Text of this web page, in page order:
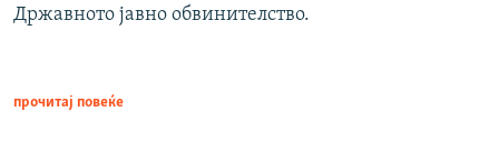
Државното јавно обвинителство.
прочитај повеќе